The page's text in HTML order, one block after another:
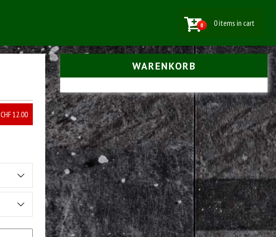
0 0 items in cart
CHF 12.00
WARENKORB